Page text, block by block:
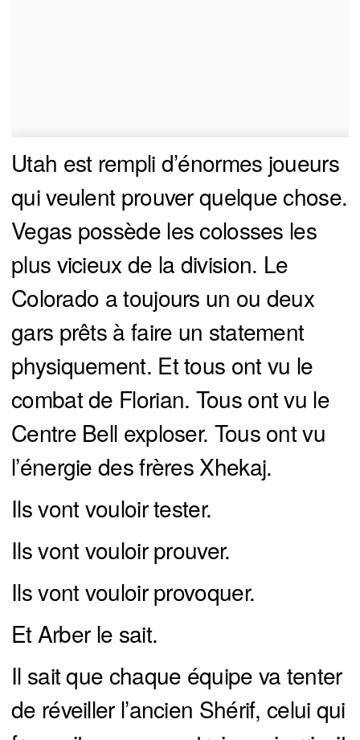
Utah est rempli d’énormes joueurs
qui veulent prouver quelque chose.
Vegas possède les colosses les
plus vicieux de la division. Le
Colorado a toujours un ou deux
gars prêts à faire un statement
physiquement. Et tous ont vu le
combat de Florian. Tous ont vu le
Centre Bell exploser. Tous ont vu
l’énergie des frères Xhekaj.
Ils vont vouloir tester.
Ils vont vouloir prouver.
Ils vont vouloir provoquer.
Et Arber le sait.
Il sait que chaque équipe va tenter
de réveiller l’ancien Shérif, celui qui